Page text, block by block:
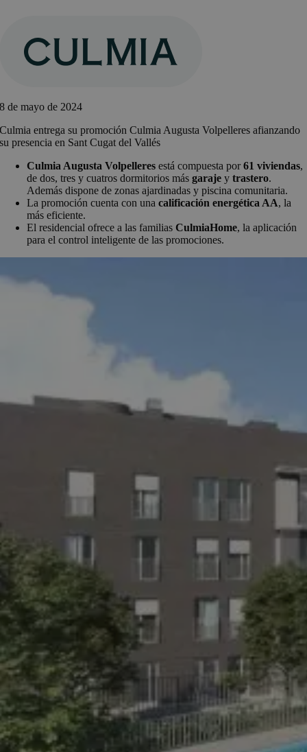
contenido
8 de mayo de 2024
Culmia entrega su promoción Culmia Augusta Volpelleres afianzando
su presencia en Sant Cugat del Vallés
Culmia Augusta Volpelleres está compuesta por61 viviendas,
de dos, tres y cuatros dormitorios másgaraje ytrastero.
Además dispone de zonas ajardinadas y piscina comunitaria.
La promoción cuenta con unacalificación energética AA, la
más eficiente.
El residencial ofrece a las familiasCulmiaHome, la aplicación
para el control inteligente de las promociones.